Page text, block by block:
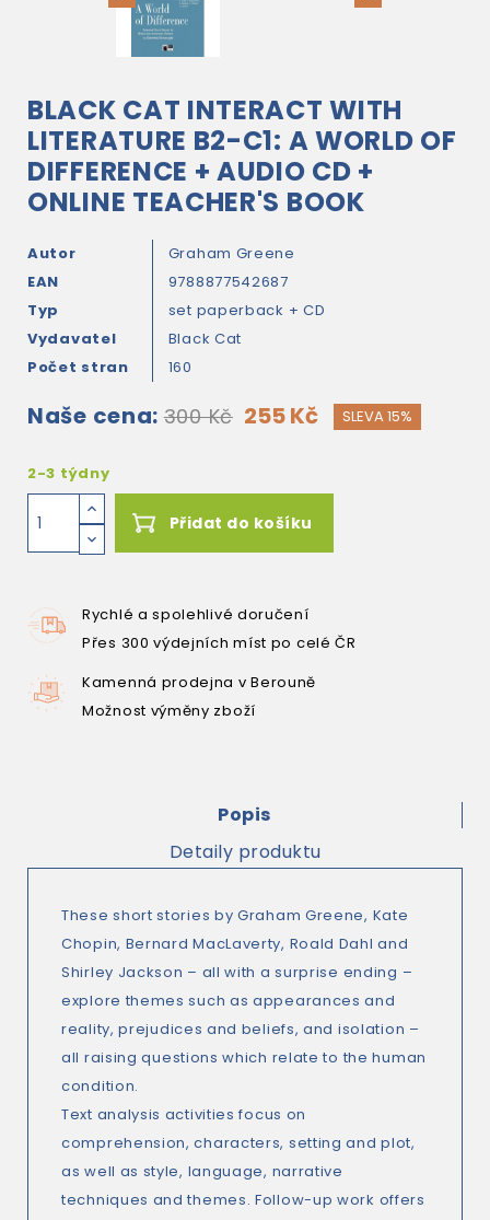
BLACK CAT INTERACT WITH
LITERATURE B2-C1: A WORLD OF
DIFFERENCE + AUDIO CD +
ONLINE TEACHER'S BOOK
Autor
Graham Greene
EAN
9788877542687
Typ
set paperback + CD
Vydavatel
Black Cat
Počet stran
160
Naše cena: 300 Kč 255 Kč SLEVA 15%
2-3 týdny
Přidat do košíku
Rychlé a spolehlivé doručení
Přes 300 výdejních míst po celé ČR
Kamenná prodejna v Berouně
Možnost výměny zboží
Popis
Detaily produktu
These short stories by Graham Greene, Kate
Chopin, Bernard MacLaverty, Roald Dahl and
Shirley Jackson – all with a surprise ending –
explore themes such as appearances and
reality, prejudices and beliefs, and isolation –
all raising questions which relate to the human
condition.
Text analysis activities focus on
comprehension, characters, setting and plot,
as well as style, language, narrative
techniques and themes. Follow-up work offers